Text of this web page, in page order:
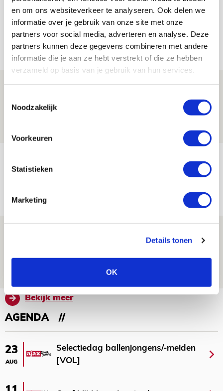
en om ons websiteverkeer te analyseren. Ook delen we
informatie over je gebruik van onze site met onze
partners voor social media, adverteren en analyse. Deze
partners kunnen deze gegevens combineren met andere
informatie die je aan ze hebt verstrekt of die ze hebben
verzameld op basis van je gebruik van hun services.
Noodzakelijk
Voorkeuren
Statistieken
Marketing
Details tonen
OK
Net binnen //
Drie dingen die je moet weten over PEC
Míchels elf: met welke formatie begin
jij aan nieuw eredivisieseizoen?
NIEUWS
maakt Abdalla ‘geen reet’ uit
08 AUGUSTUS 2026 - 10:04
Bekijk meer
AGENDA
23
AUG
Selectiedag ballenjongens/-meiden
[VOL]